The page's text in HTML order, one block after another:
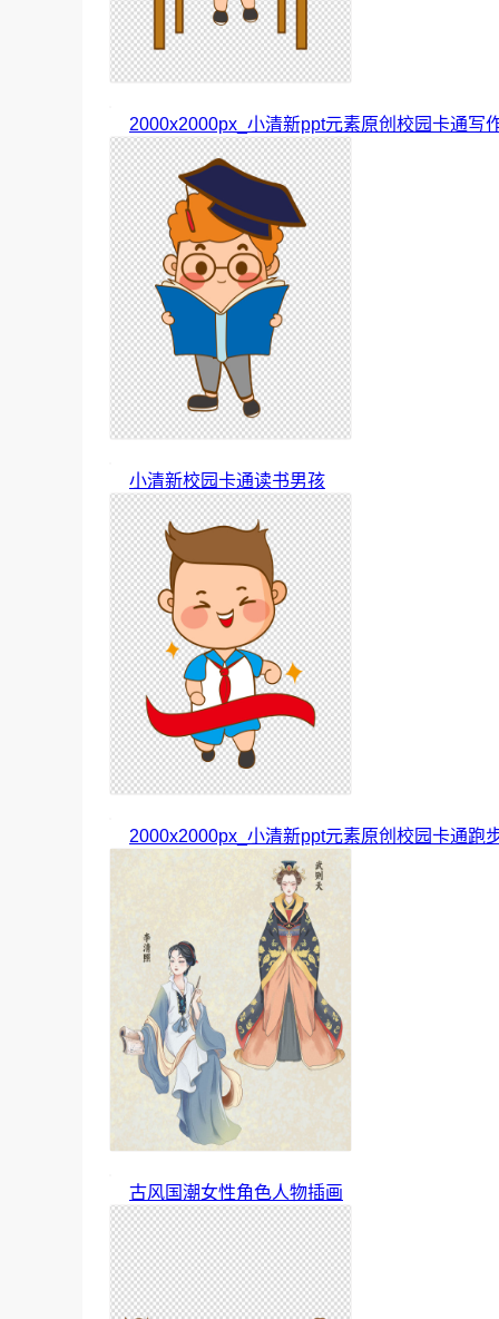
2000x2000px_小清新ppt元素原创校园卡通写
小清新校园卡通读书男孩
2000x2000px_小清新ppt元素原创校园卡通跑
古风国潮女性角色人物插画